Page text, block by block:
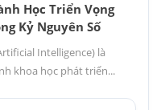
Học Triển Vọng
Kỷ Nguyên Số
Intelligence) là
khoa học phát triển...